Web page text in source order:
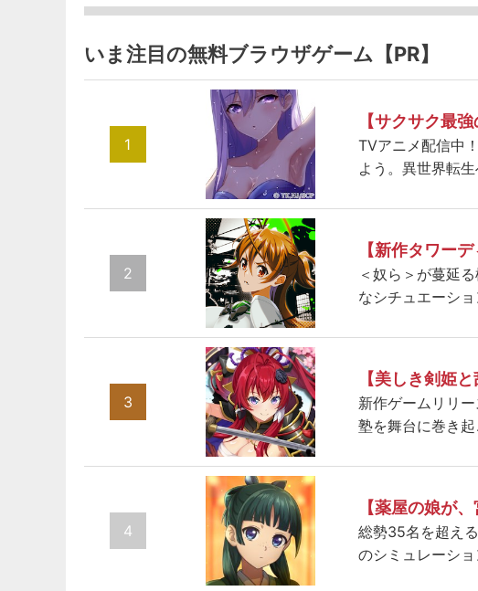
いま注目の無料ブラウザゲーム【PR】
1
【サクサク最
TVアニメ配信中
よう。異世界転
2
【新作タワー
＜奴ら＞が蔓延
なシチュエーショ
3
【美しき剣姫
新作ゲームリリ
塾を舞台に巻き起
4
【薬屋の娘が
総勢35名を超え
のシミュレーショ